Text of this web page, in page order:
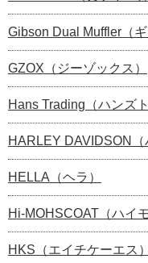
Gibson Dual Muffler（
GZOX（ジーゾックス）
Hans Trading（ハンズ
HARLEY DAVIDSON（
HELLA（ヘラ）
Hi-MOHSCOAT（ハイ
HKS（エイチケーエス）